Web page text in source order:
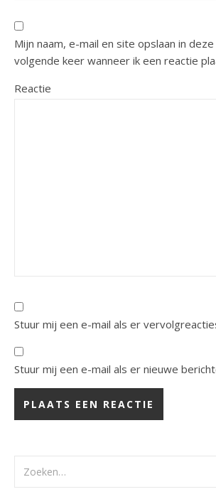
Mijn naam, e-mail en site opslaan in
volgende keer wanneer ik een reactie
Reactie
Stuur mij een e-mail als er
Stuur mij een e-mail als er nieuwe